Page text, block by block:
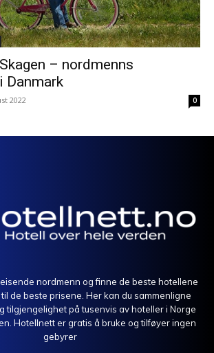
– nordmenns
2022 0
nordmenn og finne de beste hotellene
de beste prisene. Her kan du sammenligne
tilgjengelighet på tusenvis av hoteller i Norge
Hotellnett er gratis å bruke og tilføyer ingen
gebyrer